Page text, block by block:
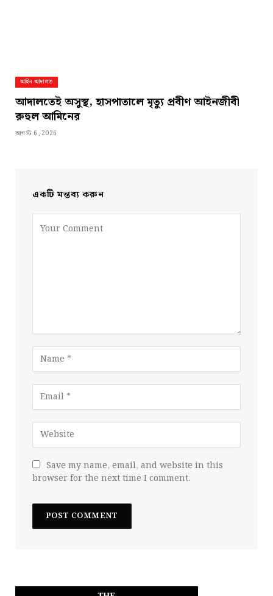
আইন আদালত
আদালতেই অসুস্থ, হাসপাতালে মৃত্যু প্রবীণ আইনজীবী
রুহুল আমিনের
আগস্ট 6, 2026
একটি মন্তব্য করুন
Save my name, email, and website in this
browser for the next time I comment.